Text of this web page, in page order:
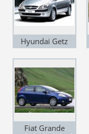
Hyundai Getz
Fiat Grande